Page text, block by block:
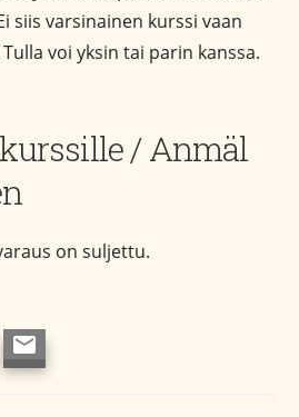
siis varsinainen kurssi vaan
voi yksin tai parin kanssa.
/ Anmäl
on suljettu.